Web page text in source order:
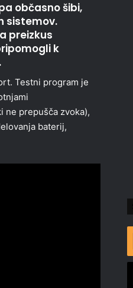
občasno šibi,
sistemov.
preizkus
k
Testni program je
ne prepušča zvoka),
baterij,